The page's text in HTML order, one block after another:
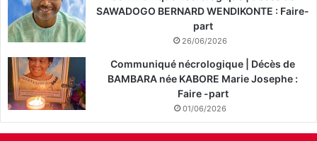
SAWADOGO BERNARD WENDIKONTE : Faire-
part
26/06/2026
Communiqué nécrologique | Décès de
BAMBARA née KABORE Marie Josephe :
Faire -part
01/06/2026